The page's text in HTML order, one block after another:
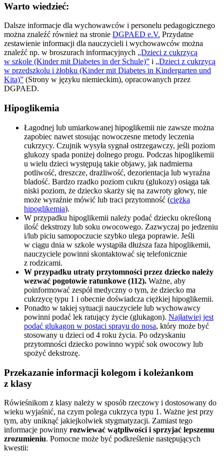
Warto wiedzieć:
Dalsze informacje dla wychowawców i personelu pedagogicznego
można znaleźć również na stronie DGPAED e.V. Przydatne
zestawienie informacji dla nauczycieli i wychowawców można
znaleźć np. w broszurach informacyjnych „Dzieci z cukrzycą
w szkole (Kinder mit Diabetes in der Schule)” i „Dzieci z cukrzycą
w przedszkolu i żłobku (Kinder mit Diabetes in Kindergarten und
Kita)” (Strony w języku niemieckim), opracowanych przez
DGPAED.
Hipoglikemia
Łagodnej lub umiarkowanej hipoglikemii nie zawsze można
zapobiec nawet stosując nowoczesne metody leczenia
cukrzycy. Czujnik wysyła sygnał ostrzegawczy, jeśli poziom
glukozy spada poniżej dolnego progu. Podczas hipoglikemii
u wielu dzieci występują takie objawy, jak nadmierna
potliwość, dreszcze, drażliwość, dezorientacja lub wyraźna
bladość. Bardzo rzadko poziom cukru (glukozy) osiąga tak
niski poziom, że dziecko skarży się na zawroty głowy, nie
może wyraźnie mówić lub traci przytomność (ciężka
hipoglikemia).
W przypadku hipoglikemii należy podać dziecku określoną
ilość dekstrozy lub soku owocowego. Zazwyczaj po jedzeniu
i/lub piciu samopoczucie szybko ulega poprawie. Jeśli
w ciągu dnia w szkole wystąpiła dłuższa faza hipoglikemii,
nauczyciele powinni skontaktować się telefonicznie
z rodzicami.
W przypadku utraty przytomności przez dziecko należy
wezwać pogotowie ratunkowe (112). Ważne, aby
poinformować zespół medyczny o tym, że dziecko ma
cukrzycę typu 1 i obecnie doświadcza ciężkiej hipoglikemii.
Ponadto w takiej sytuacji nauczyciele lub wychowawcy
powinni podać lek ratujący życie (glukagon). Najłatwiej jest
podać glukagon w postaci sprayu do nosa, który może być
stosowany u dzieci od 4 roku życia. Po odzyskaniu
przytomności dziecko powinno wypić sok owocowy lub
spożyć dekstrozę.
Przekazanie informacji kolegom i koleżankom
z klasy
Rówieśnikom z klasy należy w sposób rzeczowy i dostosowany do
wieku wyjaśnić, na czym polega cukrzyca typu 1. Ważne jest przy
tym, aby uniknąć jakiejkolwiek stygmatyzacji. Zamiast tego
informacje powinny rozwiewać wątpliwości i sprzyjać lepszemu
zrozumieniu. Pomocne może być podkreślenie następujących
kwestii: